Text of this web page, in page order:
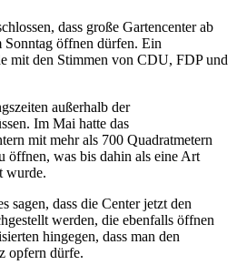
dass große Gartencenter ab
Sonntag öffnen dürfen. Ein
mit den Stimmen von CDU, FDP und
außerhalb der
Im Mai hatte das
mit mehr als 700 Quadratmetern
öffnen, was bis dahin als eine Art
wurde.
sagen, dass die Center jetzt den
werden, die ebenfalls öffnen
hingegen, dass man den
opfern dürfe.